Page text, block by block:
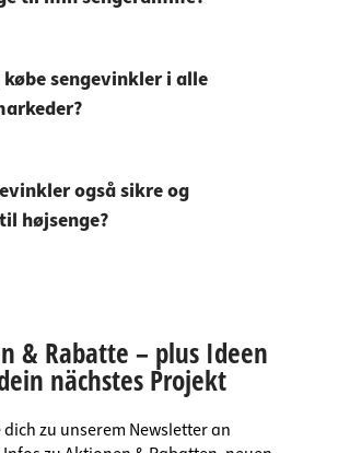
købe sengevinkler i alle
også sikre og
højsenge?
& Rabatte – plus Ideen
nächstes Projekt
dich zu unserem Newsletter an